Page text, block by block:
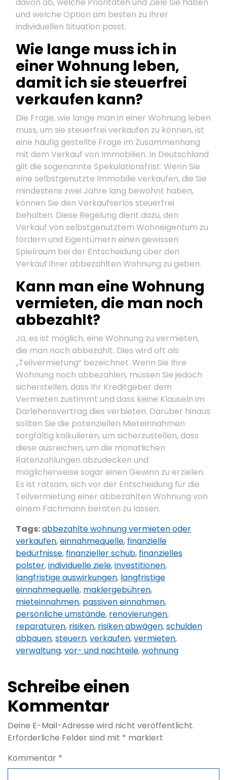
und welche Option am besten zu Ihrer
individuellen Situation passt.
Wie lange muss ich in
einer Wohnung leben,
damit ich sie steuerfrei
verkaufen kann?
Die Frage, wie lange man in einer Wohnung leben
muss, um sie steuerfrei verkaufen zu können, ist
eine häufig gestellte Frage im Zusammenhang
mit dem Verkauf von Immobilien. In Deutschland
gilt die sogenannte Spekulationsfrist: Wenn Sie
eine selbstgenutzte Immobilie verkaufen, die Sie
mindestens zwei Jahre lang bewohnt haben,
können Sie den Verkaufserlös steuerfrei
behalten. Diese Regelung dient dazu, den
Verkauf von selbstgenutztem Wohneigentum zu
fördern und Eigentümern einen gewissen
Spielraum bei der Entscheidung über den
Verkauf ihrer abbezahlten Wohnung zu geben.
Kann man eine Wohnung
vermieten, die man noch
abbezahlt?
Ja, es ist möglich, eine Wohnung zu vermieten,
die man noch abbezahlt. Dies wird oft als
„Teilvermietung“ bezeichnet. Wenn Sie Ihre
Wohnung noch abbezahlen, müssen Sie jedoch
sicherstellen, dass Ihr Kreditgeber dem
Vermieten zustimmt und dass keine Klauseln im
Darlehensvertrag dies verbieten. Darüber hinaus
sollten Sie die potenziellen Mieteinnahmen
sorgfältig kalkulieren, um sicherzustellen, dass
diese ausreichen, um die monatlichen
Ratenzahlungen abzudecken und
möglicherweise sogar einen Gewinn zu erzielen.
Es ist ratsam, sich vor der Entscheidung für die
Teilvermietung einer abbezahlten Wohnung von
einem Fachmann beraten zu lassen.
Tags:abbezahlte wohnung vermieten oder
verkaufen,einnahmequelle, finanzielle
bedürfnisse, finanzieller schub, finanzielles
polster,individuelle ziele,investitionen,
langfristige auswirkungen, langfristige
einnahmequelle, maklergebühren,
mieteinnahmen, passiven einnahmen,
persönliche umstände, renovierungen,
reparaturen, risiken, risiken abwägen,schulden
abbauen,steuern,verkaufen,vermieten,
verwaltung,vor- und nachteile,wohnung
Schreibe einen
Kommentar
Deine E-Mail-Adresse wird nicht veröffentlicht.
Erforderliche Felder sind mit * markiert
Kommentar *